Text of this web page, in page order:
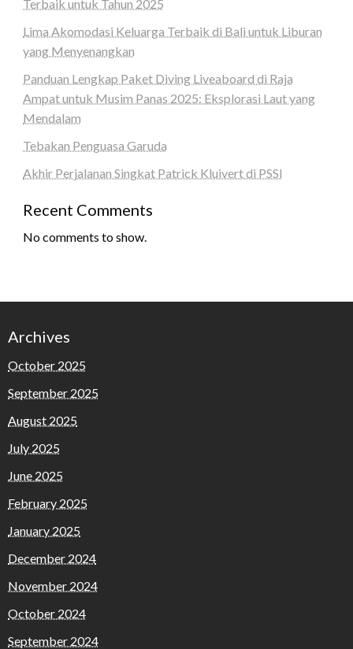
Terbaik untuk Tahun 2025
Lima Akomodasi Keluarga Terbaik di Bali untuk Liburan
yang Menyenangkan
Panduan Lengkap Paket Diving Liveaboard di Raja
Ampat untuk Musim Panas 2025: Eksplorasi Laut yang
Mendalam
Tebakan Penguasa Garuda
Akhir Perjalanan Singkat Patrick Kluivert di PSSI
Recent Comments
No comments to show.
Archives
October 2025
September 2025
August 2025
July 2025
June 2025
February 2025
January 2025
December 2024
November 2024
October 2024
September 2024